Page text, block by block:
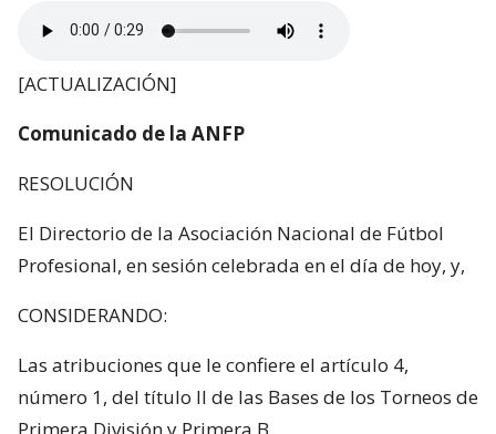
[ACTUALIZACIÓN]
Comunicado de la ANFP
RESOLUCIÓN
El Directorio de la Asociación Nacional de Fútbol
Profesional, en sesión celebrada en el día de hoy, y,
CONSIDERANDO:
Las atribuciones que le confiere el artículo 4,
número 1, del título II de las Bases de los Torneos de
Primera División y Primera B.